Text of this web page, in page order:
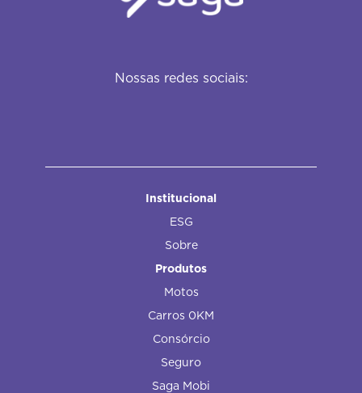
Nossas redes sociais:
Institucional
ESG
Sobre
Produtos
Motos
Carros 0KM
Consórcio
Seguro
Saga Mobi